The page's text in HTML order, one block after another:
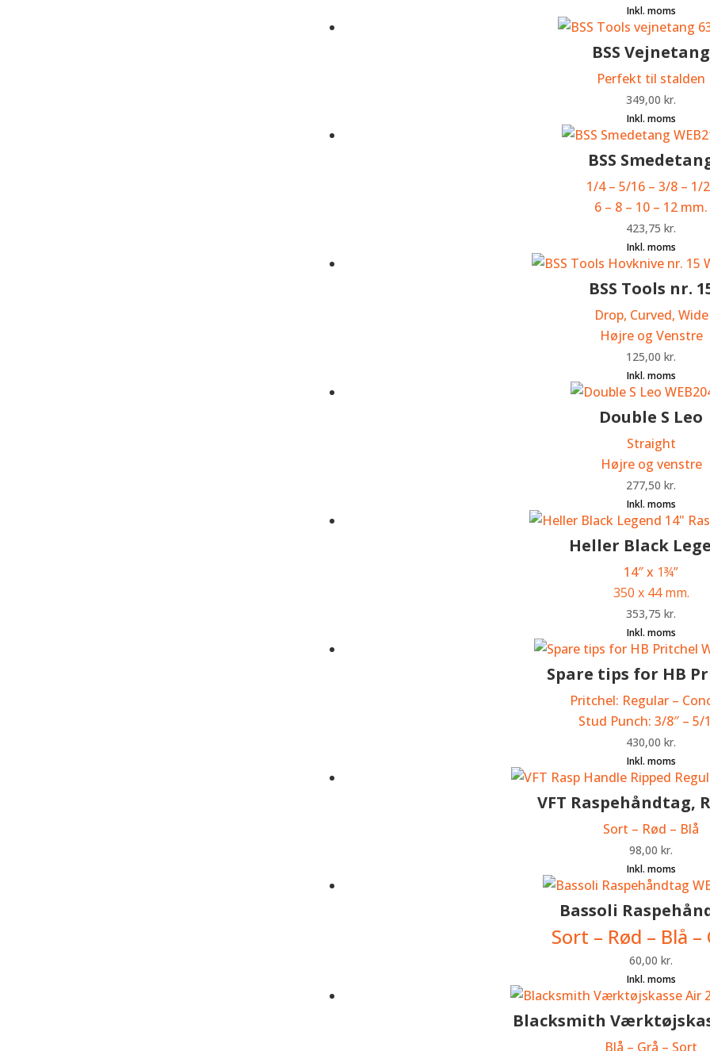
BSS Vejnetang
Perfekt til stalden
349,00kr.
BSS
1/4 – 5/16 – 3/8 – 1/
6 – 8 – 10 – 12 mm.
423,75kr.
BSS Tools nr.
Drop, Curved, Wide
Højre og Venstre
125,00kr.
Double S Leo
Straight
Højre og venstre
277,50kr.
Heller Black
14″ x 1¾”
350 x 44 mm.
353,75kr.
Spare tips for HB
Pritchel: Regular –
Stud Punch: 3/8″ – 5/
430,00kr.
VFT Raspehåndtag,
Sort – Rød – Blå
98,00kr.
Bassoli
Sort – Rød – Blå –
60,00kr.
Blacksmith
Blå – Grå – Sort